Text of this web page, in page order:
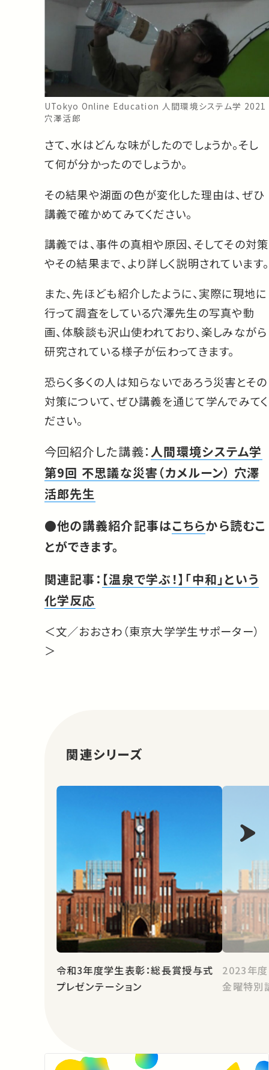
UTokyo Online Education 人間環境システム学 2021
穴澤活郎
さて、水はどんな味がしたのでしょうか。そし
て何が分かったのでしょうか。
その結果や湖面の色が変化した理由は、ぜひ
講義で確かめてみてください。
講義では、事件の真相や原因、そしてその対策
やその結果まで、より詳しく説明されています。
また、先ほども紹介したように、実際に現地に
行って調査をしている穴澤先生の写真や動
画、体験談も沢山使われており、楽しみながら
研究されている様子が伝わってきます。
恐らく多くの人は知らないであろう災害とその
対策について、ぜひ講義を通じて学んでみてく
ださい。
今回紹介した講義：人間環境システム学
第9回 不思議な災害（カメルーン） 穴澤
活郎先生
●他の講義紹介記事はこちらから読むこ
とができます。
関連記事： 【温泉で学ぶ！】「中和」という
化学反応
＜文／おおさわ（東京大学学生サポーター）
＞
関連シリーズ
令和3年度学生表彰：総長賞授与式
プレゼンテーション
2023年度
金曜特別